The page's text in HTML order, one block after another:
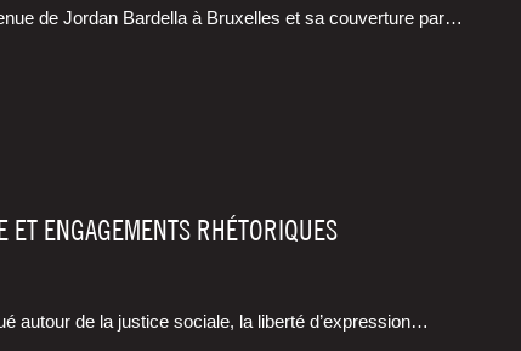
de Jor­dan Bar­del­la à Bruxelles et sa cou­ver­ture par…
ET ENGAGEMENTS RHÉTORIQUES
autour de la jus­tice sociale, la liber­té d’expression…